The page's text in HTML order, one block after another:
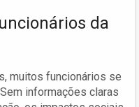
da
muitos funcionários se
informações claras